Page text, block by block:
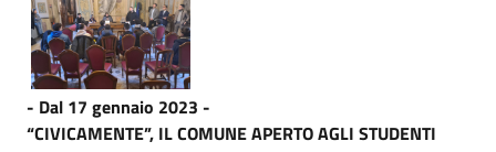
- Dal 17 gennaio 2023 -
“CIVICAMENTE”, IL COMUNE APERTO AGLI STUDENTI